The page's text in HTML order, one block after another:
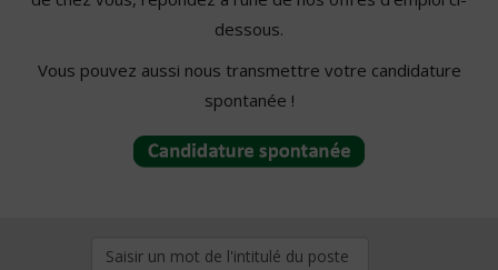
dessous.
Vous pouvez aussi nous transmettre votre candidature
spontanée !